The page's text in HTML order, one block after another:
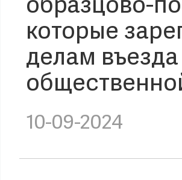
образцово-
которые
делам
10-09-2024